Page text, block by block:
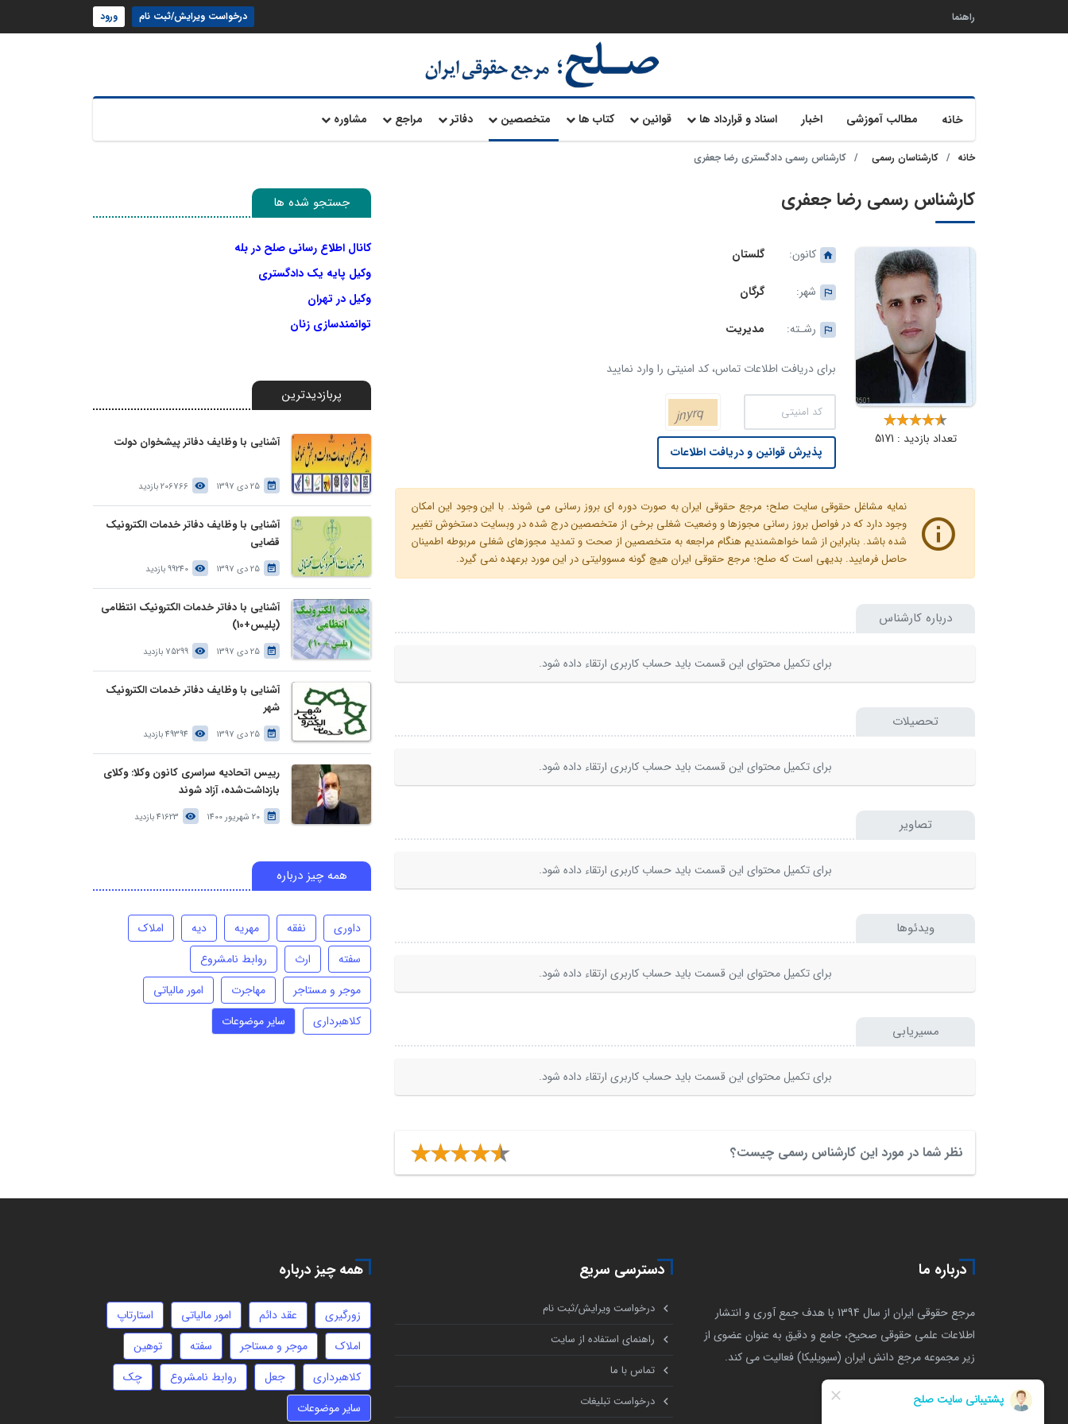
راهنما درخواست ویرایش/ثبت نام ورود
خانه مطالب آموزشی اخبار اسناد و قرارداد ها قوانین کتاب ها متخصصین دفاتر مراجع مشاوره
خانه کارشناسان رسمی کارشناس رسمی دادگستری رضا جعفری
کارشناس رسمی رضا جعفری
تعداد بازدید : 5171
کانون: گلستان
شهر: گرگان
رشـته: مدیریت
برای دریافت اطلاعات تماس، کد امنیتی را وارد نمایید
پذیرش قوانین و دریافت اطلاعات
نمایه مشاغل حقوقی سایت صلح؛ مرجع حقوقی ایران به صورت دوره ای بروز رسانی می شوند. با این وجود این امکان
وجود دارد که در فواصل بروز رسانی مجوزها و وضعیت شغلی برخی از متخصصین درج شده در وبسایت دستخوش تغییر
شده باشد. بنابراین از شما خواهشمندیم هنگام مراجعه به متخصصین از صحت و تمدید مجوزهای شغلی مربوطه اطمینان
حاصل فرمایید. بدیهی است که صلح؛ مرجع حقوقی ایران هیچ گونه مسوولیتی در این مورد برعهده نمی گیرد.
درباره کارشناس
برای تکمیل محتوای این قسمت باید حساب کاربری ارتقاء داده شود.
تحصیلات
برای تکمیل محتوای این قسمت باید حساب کاربری ارتقاء داده شود.
تصاویر
برای تکمیل محتوای این قسمت باید حساب کاربری ارتقاء داده شود.
ویدئوها
برای تکمیل محتوای این قسمت باید حساب کاربری ارتقاء داده شود.
مسیریابی
برای تکمیل محتوای این قسمت باید حساب کاربری ارتقاء داده شود.
نظر شما در مورد این کارشناس رسمی چیست؟
جستجو شده ها
کانال اطلاع رسانی صلح در بله
وکیل پایه یک دادگستری
وکیل در تهران
توانمندسازی زنان
پربازدیدترین
آشنایی با وظایف دفاتر پیشخوان دولت
25 دی 1397 206766 بازدید
آشنایی با وظایف دفاتر خدمات الکترونیک
قضایی
25 دی 1397 99240 بازدید
آشنایی با دفاتر خدمات الکترونیک انتظامی
(پلیس+10)
25 دی 1397 75299 بازدید
آشنایی با وظایف دفاتر خدمات الکترونیک
شهر
25 دی 1397 49394 بازدید
رییس اتحادیه سراسری کانون وکلا: وکلای
بازداشت‌شده، آزاد شوند
20 شهریور 1400 41623 بازدید
همه چیز درباره
داوری نفقه مهریه دیه
املاک
سفته
ارث
روابط نامشروع
موجر و مستاجر
مهاجرت
امور مالیاتی
کلاهبرداری
سایر موضوعات
درباره ما
مرجع حقوقی ایران از سال 1394 با هدف جمع آوری و انتشار
اطلاعات علمی حقوقی صحیح، جامع و دقیق به عنوان عضوی از
زیر مجموعه مرجع دانش ایران (سیویلیکا) فعالیت می کند.
دسترسی سریع
درخواست ویرایش/ثبت نام
راهنمای استفاده از سایت
تماس با ما
درخواست تبلیغات
همه چیز درباره
زورگیری عقد دائم امور مالیاتی
استارتاپ
املاک
موجر و مستاجر سفته
توهین
کلاهبرداری
جعل روابط نامشروع
چک
سایر موضوعات